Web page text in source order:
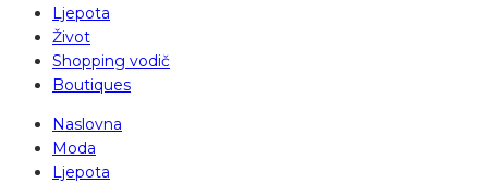
Ljepota
Život
Shopping vodič
Boutiques
Naslovna
Moda
Ljepota